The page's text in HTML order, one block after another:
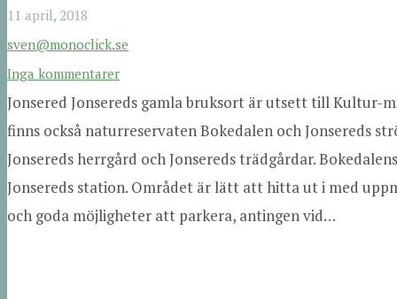
11 april, 2018
sven@monoclick.se
Inga kommentarer
Jonsered Jonsereds gamla bruksort är utsett till Kultur-
finns också naturreservaten Bokedalen och Jonsereds
Jonsereds herrgård och Jonsereds trädgårdar.
Jonsereds station. Området är lätt att hitta ut i med
och goda möjligheter att parkera, antingen vid…